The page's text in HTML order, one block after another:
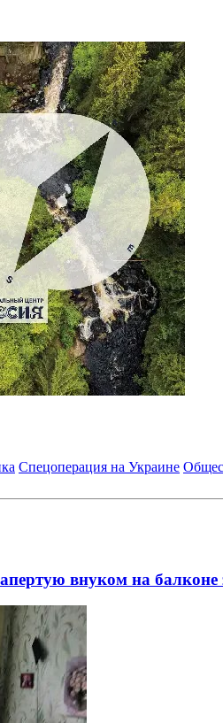
Спецоперация на Украине
внуком на